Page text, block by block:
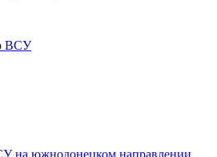
ВСУ
на южнодонецком направлении